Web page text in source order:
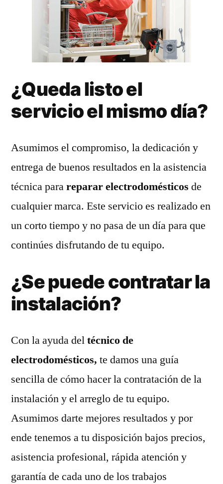
¿Queda listo el
servicio el mismo día?
Asumimos el compromiso, la dedicación y
entrega de buenos resultados en la asistencia
técnica parareparar electrodomésticos de
cualquier marca. Este servicio es realizado en
un corto tiempo y no pasa de un día para que
continúes disfrutando de tu equipo.
¿Se puede contratar la
instalación?
Con la ayuda deltécnico de
electrodomésticos, te damos una guía
sencilla de cómo hacer la contratación de la
instalación y el arreglo de tu equipo.
Asumimos darte mejores resultados y por
ende tenemos a tu disposición bajos precios,
asistencia profesional, rápida atención y
garantía de cada uno de los trabajos